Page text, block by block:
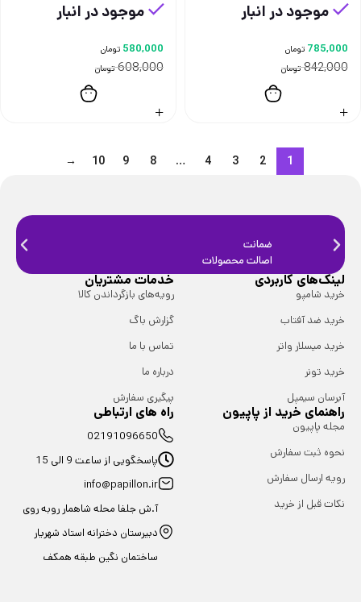
موجود در انبار
842,000 تومان
785,000 تومان
موجود در انبار
608,000 تومان
580,000 تومان
1
2
3
4
…
8
9
10
→
ضمانت
اصالت محصولات
لینک‌های کاربردی
خرید شامپو
خرید ضد آفتاب
خرید میسلار واتر
خرید تونر
آبرسان سیمپل
خدمات مشتریان
رویه‌های بازگرداندن کالا
گزارش باگ
تماس با ما
درباره ما
پیگیری سفارش
راهنمای خرید از پاپیون
مجله پاپیون
نحوه ثبت سفارش
رویه ارسال سفارش
نکات قبل از خرید
راه های ارتباطی
02191096650
پاسخگویی از ساعت 9 الی 15
info@papillon.ir
آ.ش جلفا محله شاهمار روبه روی
دبیرستان دخترانه استاد شهریار
ساختمان نگین طبقه همکف